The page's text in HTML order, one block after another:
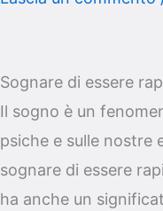
Sognare di essere
Il sogno è un
psiche e sulle nostre
sognare di essere
ha anche un